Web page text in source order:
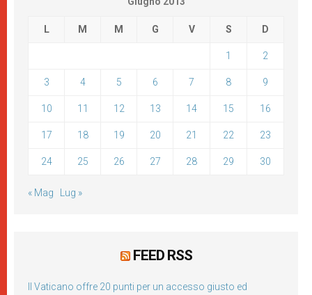
L M M G V S D
1 2
3 4 5 6 7 8 9
10 11 12 13 14 15 16
17 18 19 20 21 22 23
24 25 26 27 28 29 30
« Mag Lug »
FEED RSS
Il Vaticano offre 20 punti per un accesso giusto ed